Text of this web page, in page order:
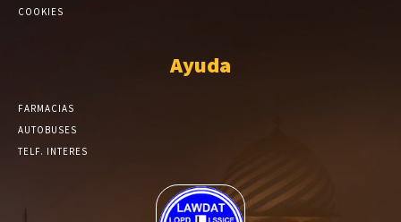
COOKIES
Ayuda
FARMACIAS
AUTOBUSES
TELF. INTERES